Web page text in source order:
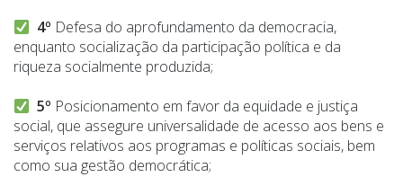
4º Defesa do aprofundamento da democracia,
enquanto socialização da participação política e da
riqueza socialmente produzida;
5º Posicionamento em favor da equidade e justiça
social, que assegure universalidade de acesso aos bens e
serviços relativos aos programas e políticas sociais, bem
como sua gestão democrática;